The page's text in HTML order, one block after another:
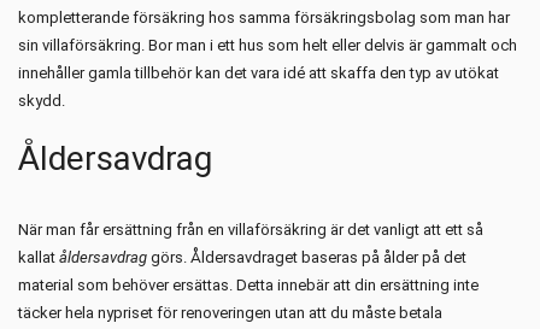
kompletterande försäkring hos samma försäkringsbolag som man har
sin villaförsäkring. Bor man i ett hus som helt eller delvis är gammalt och
innehåller gamla tillbehör kan det vara idé att skaffa den typ av utökat
skydd.
Åldersavdrag
När man får ersättning från en villaförsäkring är det vanligt att ett så
kallat åldersavdrag görs. Åldersavdraget baseras på ålder på det
material som behöver ersättas. Detta innebär att din ersättning inte
täcker hela nypriset för renoveringen utan att du måste betala